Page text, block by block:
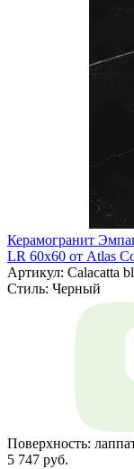
Керамогранит
LR 60x60 от Atlas
Артикул: Calacatta
Стиль: Черный
Поверхность:
5 747 руб.